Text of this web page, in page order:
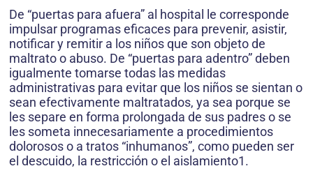
De “puertas para afuera” al hospital le corresponde
impulsar programas eficaces para prevenir, asistir,
notificar y remitir a los niños que son objeto de
maltrato o abuso. De “puertas para adentro” deben
igualmente tomarse todas las medidas
administrativas para evitar que los niños se sientan o
sean efectivamente maltratados, ya sea porque se
les separe en forma prolongada de sus padres o se
les someta innecesariamente a procedimientos
dolorosos o a tratos “inhumanos”, como pueden ser
el descuido, la restricción o el aislamiento1.